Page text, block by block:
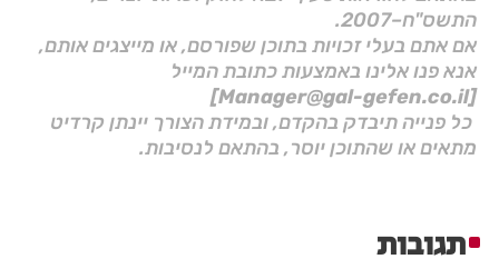
התשס"ח–2007.
אם אתם בעלי זכויות בתוכן שפורסם, או מייצגים אותם,
אנא פנו אלינו באמצעות כתובת המייל
[Manager@gal-gefen.co.il]
כל פנייה תיבדק בהקדם, ובמידת הצורך יינתן קרדיט
מתאים או שהתוכן יוסר, בהתאם לנסיבות.
תגובות